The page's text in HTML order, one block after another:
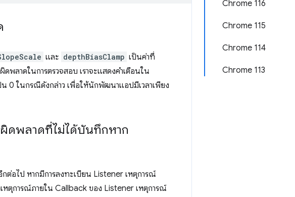
Chrome 116
Chrome 115
Chrome 114
Chrome 113
และ depthBiasClamp เป็นค่าที่
พลาดในการตรวจสอบ เราจะแสดงคำเตือนใน
0 ในกรณีดังกล่าว เพื่อให้นักพัฒนาแอปมีเวลาเพียง
ดพลาดที่ไม่ได้บันทึกหาก
กต่อไป หากมีการลงทะเบียน Listener เหตุการณ์
หตุการณ์ภายใน Callback ของ Listener เหตุการณ์